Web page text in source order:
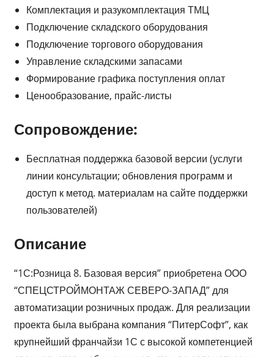
Комплектация и разукомплектация ТМЦ
Подключение складского оборудования
Подключение торгового оборудования
Управление складскими запасами
Формирование графика поступления оплат
Ценообразование, прайс-листы
Сопровождение:
Бесплатная поддержка базовой версии (услуги
линии консультации; обновления программ и
доступ к метод. материалам на сайте поддержки
пользователей)
Описание
“1С:Розница 8. Базовая версия” приобретена ООО
“СПЕЦСТРОЙМОНТАЖ СЕВЕРО-ЗАПАД” для
автоматизации розничных продаж. Для реализации
проекта была выбрана компания “ПитерСофт”, как
крупнейший франчайзи 1С с высокой компетенцией